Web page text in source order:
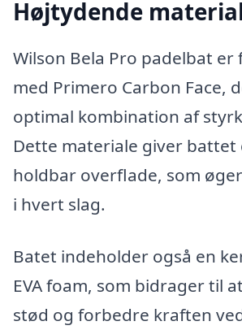
Højtydende
Wilson Bela Pro padelbat
med Primero Carbon Face,
optimal kombination af
Dette materiale giver battet
holdbar overflade, som
i hvert slag.
Batet indeholder også en
EVA foam, som bidrager til
stød og forbedre kraften